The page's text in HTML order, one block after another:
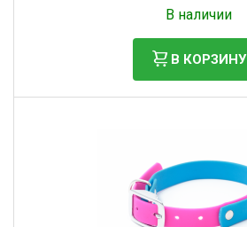
В наличии
В КОРЗИНУ